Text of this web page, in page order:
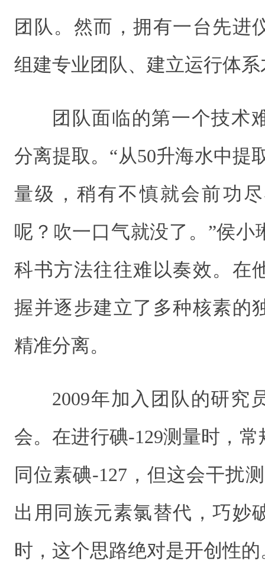
团队。然而，拥有一台先进
组建专业团队、建立运行体
团队面临的第一个技术
分离提取。“从50升海水中提
量级，稍有不慎就会前功
呢？吹一口气就没了。”侯小
科书方法往往难以奏效。在
握并逐步建立了多种核素的
精准分离。
2009年加入团队的研究
会。在进行碘-129测量时，
同位素碘-127，但这会干扰
出用同族元素氯替代，巧妙
时，这个思路绝对是开创性